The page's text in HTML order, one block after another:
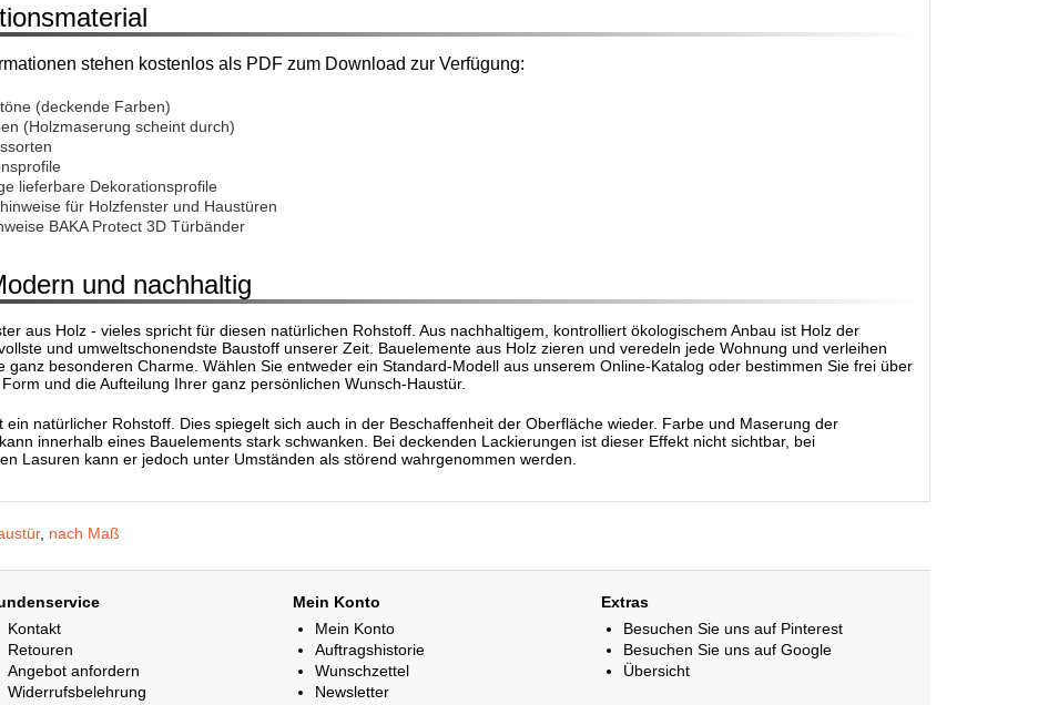
stehen kostenlos als PDF zum Download zur Verfügung:
(deckende Farben)
(Holzmaserung scheint durch)
lieferbare Dekorationsprofile
für Holzfenster und Haustüren
BAKA Protect 3D Türbänder
und nachhaltig
aus Holz - vieles spricht für diesen natürlichen Rohstoff. Aus nachhaltigem, kontrolliert ökologischem Anbau ist Holz der
und umweltschonendste Baustoff unserer Zeit. Bauelemente aus Holz zieren und veredeln jede Wohnung und verleihen
ganz besonderen Charme. Wählen Sie entweder ein Standard-Modell aus unserem Online-Katalog oder bestimmen Sie frei über
und die Aufteilung Ihrer ganz persönlichen Wunsch-Haustür.
ein natürlicher Rohstoff. Dies spiegelt sich auch in der Beschaffenheit der Oberfläche wieder. Farbe und Maserung der
innerhalb eines Bauelements stark schwanken. Bei deckenden Lackierungen ist dieser Effekt nicht sichtbar, bei
Lasuren kann er jedoch unter Umständen als störend wahrgenommen werden.
, nach Maß
Kontakt
Retouren
Angebot anfordern
Widerrufsbelehrung
Mein Konto
Mein Konto
Auftragshistorie
Wunschzettel
Newsletter
Extras
Besuchen Sie uns auf Pinterest
Besuchen Sie uns auf Google
Übersicht